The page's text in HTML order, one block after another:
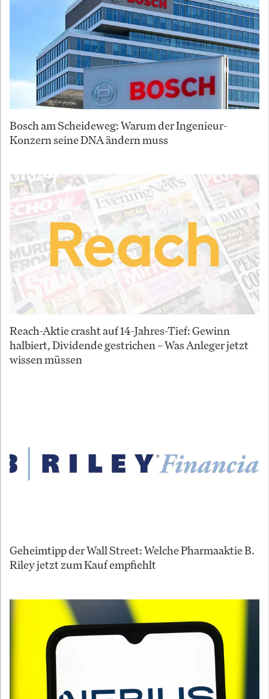
Bosch am Scheideweg: Warum der Ingenieur-
Konzern seine DNA ändern muss
Reach-Aktie crasht auf 14-Jahres-Tief: Gewinn
halbiert, Dividende gestrichen – Was Anleger jetzt
wissen müssen
Geheimtipp der Wall Street: Welche Pharmaaktie B.
Riley jetzt zum Kauf empfiehlt